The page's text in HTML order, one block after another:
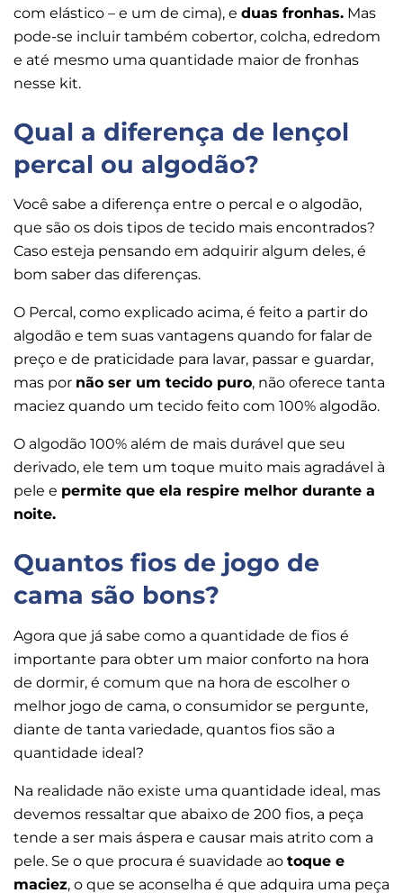
com elástico – e um de cima), e duas fronhas. Mas
pode-se incluir também cobertor, colcha, edredom
e até mesmo uma quantidade maior de fronhas
nesse kit.
Qual a diferença de lençol
percal ou algodão?
Você sabe a diferença entre o percal e o algodão,
que são os dois tipos de tecido mais encontrados?
Caso esteja pensando em adquirir algum deles, é
bom saber das diferenças.
O Percal, como explicado acima, é feito a partir do
algodão e tem suas vantagens quando for falar de
preço e de praticidade para lavar, passar e guardar,
mas por não ser um tecido puro, não oferece tanta
maciez quando um tecido feito com 100% algodão.
O algodão 100% além de mais durável que seu
derivado, ele tem um toque muito mais agradável à
pele e permite que ela respire melhor durante a
noite.
Quantos fios de jogo de
cama são bons?
Agora que já sabe como a quantidade de fios é
importante para obter um maior conforto na hora
de dormir, é comum que na hora de escolher o
melhor jogo de cama, o consumidor se pergunte,
diante de tanta variedade, quantos fios são a
quantidade ideal?
Na realidade não existe uma quantidade ideal, mas
devemos ressaltar que abaixo de 200 fios, a peça
tende a ser mais áspera e causar mais atrito com a
pele. Se o que procura é suavidade ao toque e
maciez, o que se aconselha é que adquira uma peça